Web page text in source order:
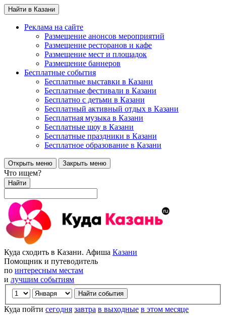
Найти в Казани
Реклама на сайте
Размещение анонсов мероприятий
Размещение ресторанов и кафе
Размещение мест и площадок
Размещение баннеров
Бесплатные события
Бесплатные выставки в Казани
Бесплатные фестивали в Казани
Бесплатно с детьми в Казани
Бесплатный активный отдых в Казани
Бесплатная музыка в Казани
Бесплатные шоу в Казани
Бесплатные праздники в Казани
Бесплатное образование в Казани
Открыть меню Закрыть меню
Что ищем?
Найти
Куда сходить в Казани. Афиша Казани
Помощник и путеводитель
по интересным местам
и лучшим событиям
Куда пойти сегодня завтра в выходные в этом месяце